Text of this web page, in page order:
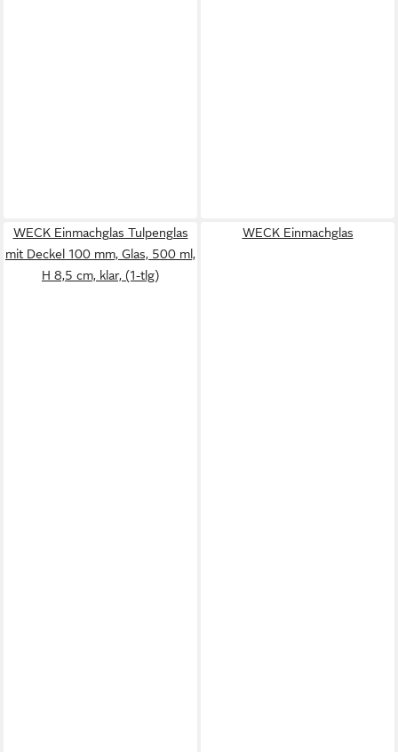
WECK Einmachglas Tulpenglas
mit Deckel 100 mm, Glas, 500 ml,
H 8,5 cm, klar, (1-tlg)
WECK Einmachglas